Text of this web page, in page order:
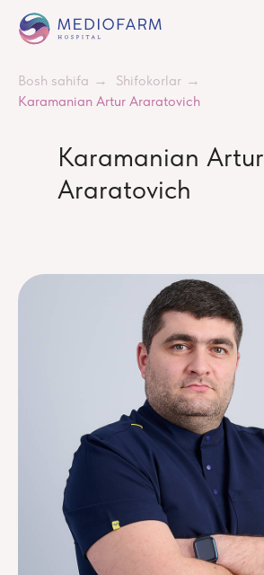
Bosh sahifa → Shifokorlar →
Karamanian Artur Araratovich
Karamanian Artur
Araratovich